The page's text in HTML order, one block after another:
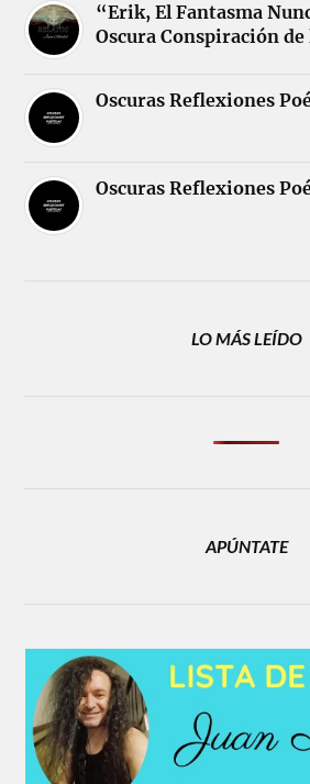
“Erik, El Fantasma
Oscura Conspiración
Oscuras Reflexiones
Oscuras Reflexiones
LO MÁS LEÍDO
APÚNTATE